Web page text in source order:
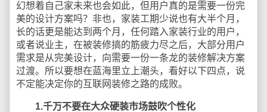
幻想着自己家未来也会如此，但用户真的是需要一份完
美的设计方案吗？非也，家装工期少说也有大半个月，
长的话更是能达到两个月，任何踏入家装行业的用户，
或者说业主，在被装修搞的筋疲力尽之后，大部分用户
需求是从完美设计，向需要一份一条龙的装修解决方案
过渡。所以要想在蓝海里立上潮头，看好以下四点，说
不定能决定你的互联网装修之路的成败。
1.千万不要在大众硬装市场鼓吹个性化